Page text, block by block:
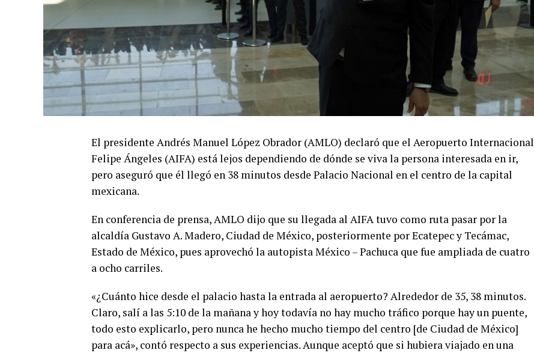
El presidente Andrés Manuel López Obrador (AMLO) declaró que el Aeropuerto Internacional
Felipe Ángeles (AIFA) está lejos dependiendo de dónde se viva la persona interesada en ir,
pero aseguró que él llegó en 38 minutos desde Palacio Nacional en el centro de la capital
mexicana.
En conferencia de prensa, AMLO dijo que su llegada al AIFA tuvo como ruta pasar por la
alcaldía Gustavo A. Madero, Ciudad de México, posteriormente por Ecatepec y Tecámac,
Estado de México, pues aprovechó la autopista México – Pachuca que fue ampliada de cuatro
a ocho carriles.
«¿Cuánto hice desde el palacio hasta la entrada al aeropuerto? Alrededor de 35, 38 minutos.
Claro, salí a las 5:10 de la mañana y hoy todavía no hay mucho tráfico porque hay un puente,
todo esto explicarlo, pero nunca he hecho mucho tiempo del centro [de Ciudad de México]
para acá», contó respecto a sus experiencias. Aunque aceptó que si hubiera viajado en una